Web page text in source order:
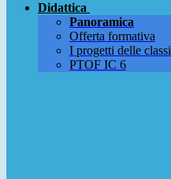
Didattica
Panoramica
Offerta formativa
I progetti delle classi
PTOF IC 6